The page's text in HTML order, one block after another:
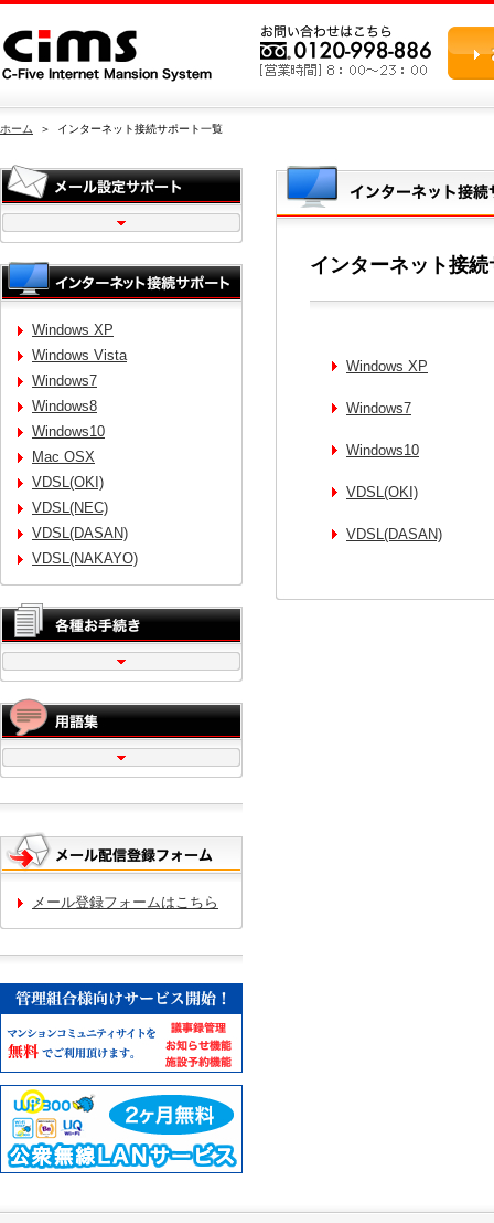
ホーム ＞ インターネット接続サポート一覧
Windows XP
Windows Vista
Windows7
Windows8
Windows10
Mac OSX
VDSL(OKI)
VDSL(NEC)
VDSL(DASAN)
VDSL(NAKAYO)
メール登録フォームはこちら
インターネット接
Windows XP
Windows7
Windows10
VDSL(OKI)
VDSL(DASAN)